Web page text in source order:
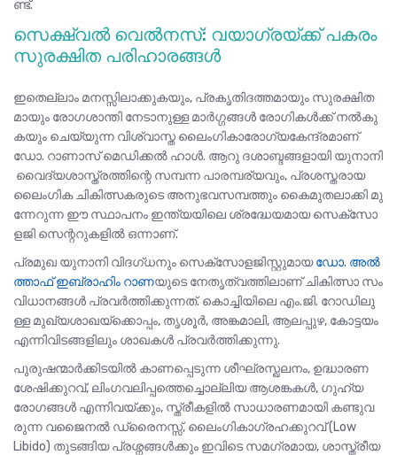
ണ്ട്.
സെക്ഷ്വൽ വെൽനസ്: വയാഗ്രയ്ക്ക് പകരം
സുരക്ഷിത പരിഹാരങ്ങൾ
ഇതെല്ലാം മനസ്സിലാക്കുകയും, പ്രകൃതിദത്തമായും സുരക്ഷിത
മായും രോഗശാന്തി നേടാനുള്ള മാർഗ്ഗങ്ങൾ രോഗികൾക്ക് നൽകു
കയും ചെയ്യുന്ന വിശ്വാസ്ത ലൈംഗികാരോഗ്യകേന്ദ്രമാണ്
ഡോ. റാണാസ് മെഡിക്കൽ ഹാൾ. ആറു ദശാബ്ദങ്ങളായി യുനാനി
വൈദ്യശാസ്ത്രത്തിന്റെ സമ്പന്ന പാരമ്പര്യവും, പ്രശസ്തരായ
ലൈംഗിക ചികിത്സകരുടെ അനുഭവസമ്പത്തും കൈമുതലാക്കി മു
ന്നേറുന്ന ഈ സ്ഥാപനം ഇന്ത്യയിലെ ശ്രദ്ധേയമായ സെക്സോ
ളജി സെന്ററുകളിൽ ഒന്നാണ്.
പ്രമുഖ യുനാനി വിദഗ്ധനും സെക്സോളജിസ്റ്റുമായഡോ. അൽ
ത്താഫ് ഇബ്രാഹിം റാണയുടെ നേതൃത്വത്തിലാണ് ചികിത്സാ സം
വിധാനങ്ങൾ പ്രവർത്തിക്കുന്നത്. കൊച്ചിയിലെ എം.ജി. റോഡിലു
ള്ള മുഖ്യശാഖയ്ക്കൊപ്പം, തൃശൂർ, അങ്കമാലി, ആലപ്പുഴ, കോട്ടയം
എന്നിവിടങ്ങളിലും ശാഖകൾ പ്രവർത്തിക്കുന്നു.
പുരുഷന്മാർക്കിടയിൽ കാണപ്പെടുന്ന ശീഘ്രസ്ഖലനം, ഉദ്ധാരണ
ശേഷിക്കുറവ്, ലിംഗവലിപ്പത്തെച്ചൊല്ലിയ ആശങ്കകൾ, ഗുഹ്യ
രോഗങ്ങൾ എന്നിവയ്ക്കും, സ്ത്രീകളിൽ സാധാരണമായി കണ്ടുവ
രുന്ന വജൈനൽ ഡ്രൈനസ്സ്, ലൈംഗികാഗ്രഹക്കുറവ് (Low
Libido) തുടങ്ങിയ പ്രശ്നങ്ങൾക്കും ഇവിടെ സമഗ്രമായ, ശാസ്ത്രീയ